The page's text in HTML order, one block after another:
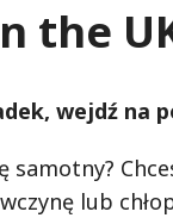
the
wejdź na
samotny?
lub